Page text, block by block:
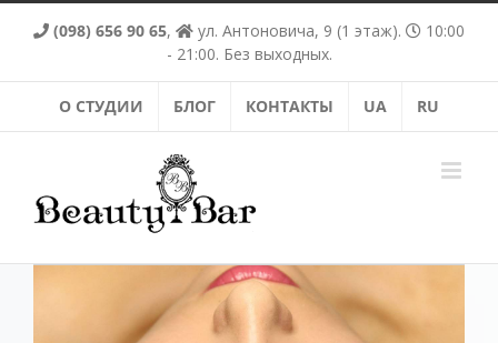
Skip
(098) 656 90 65, ул. Антоновича, 9 (1 этаж).
10:00
- 21:00. Без выходных.
О СТУДИИ БЛОГ КОНТАКТЫ UA RU